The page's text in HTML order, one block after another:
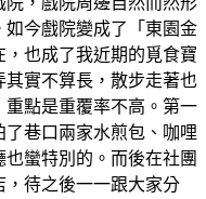
今戲院變成了「東園金
也成了我近期的覓食寶
實不算長，散步走著也
點是重覆率不高。第一
巷口兩家水煎包、咖哩
蠻特別的。而後在社團
待之後一一跟大家分